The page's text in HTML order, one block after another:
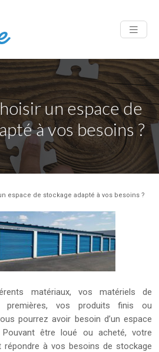
un espace de
à vos besoins ?
espace de stockage adapté à vos besoins ?
matériaux, vos matériels de
premières, vos produits finis ou
pourrez avoir besoin d’un espace
être loué ou acheté, votre
à vos besoins de stockage